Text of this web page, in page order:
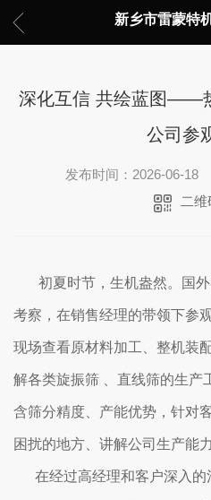
新乡市雷蒙特
深化互信 共绘蓝图——
公司参
发布时间：2026-06-18
二
初夏时节，生机盎然。国外
考察，在销售经理的带领下参
现场查看原材料加工、整机装
解各类旋振筛 、直线筛的生产
含筛分精度、产能优势，针对
困扰的地方、讲解公司生产能
在经过高经理和客户深入的